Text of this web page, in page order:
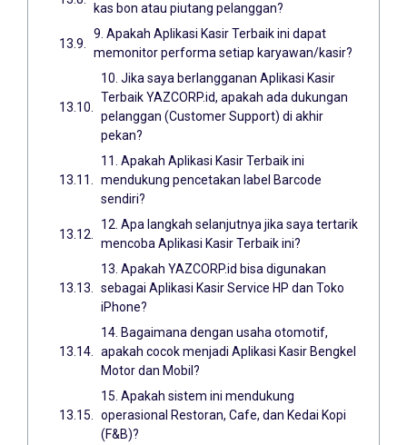
kas bon atau piutang pelanggan?
9. Apakah Aplikasi Kasir Terbaik ini dapat
memonitor performa setiap karyawan/kasir?
10. Jika saya berlangganan Aplikasi Kasir
Terbaik YAZCORP.id, apakah ada dukungan
pelanggan (Customer Support) di akhir
pekan?
11. Apakah Aplikasi Kasir Terbaik ini
mendukung pencetakan label Barcode
sendiri?
12. Apa langkah selanjutnya jika saya tertarik
mencoba Aplikasi Kasir Terbaik ini?
13. Apakah YAZCORP.id bisa digunakan
sebagai Aplikasi Kasir Service HP dan Toko
iPhone?
14. Bagaimana dengan usaha otomotif,
apakah cocok menjadi Aplikasi Kasir Bengkel
Motor dan Mobil?
15. Apakah sistem ini mendukung
operasional Restoran, Cafe, dan Kedai Kopi
(F&B)?